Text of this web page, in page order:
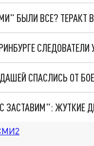
БЫЛИ ВСЕ? ТЕРАКТ
СПАСЛИСЬ ОТ